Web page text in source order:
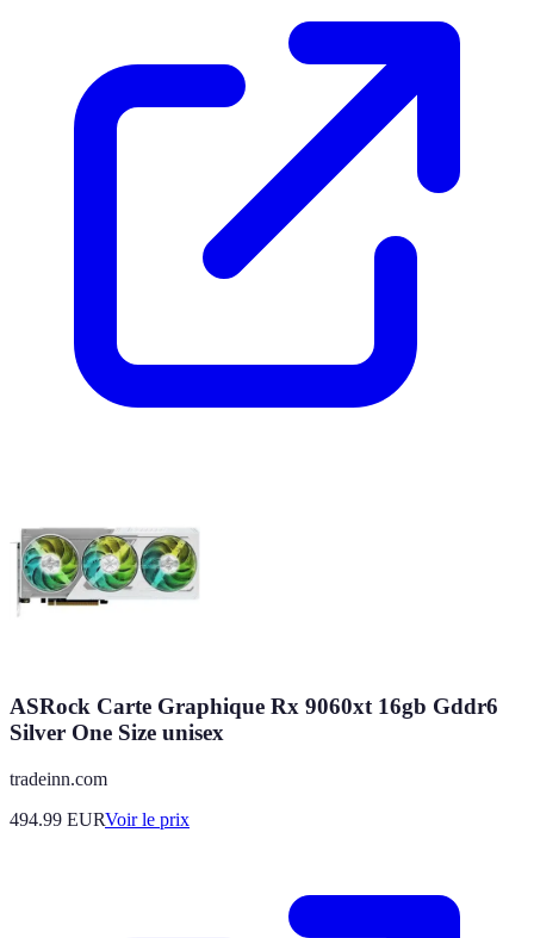
ASRock Carte Graphique Rx 9060xt 16gb Gddr6
Silver One Size unisex
tradeinn.com
494.99 EURVoir le prix